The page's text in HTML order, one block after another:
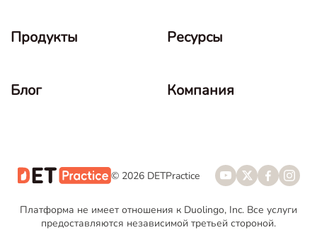
Продукты Ресурсы
Блог Компания
© 2026 DETPractice
Платформа не имеет отношения к Duolingo, Inc. Все услуги
предоставляются независимой третьей стороной.